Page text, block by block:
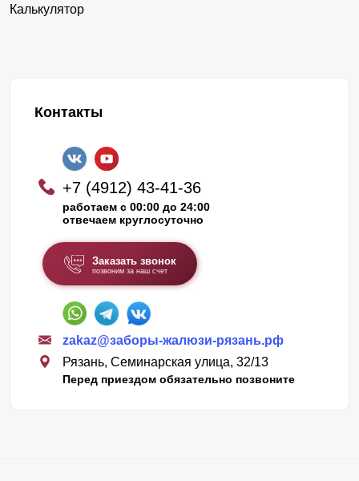
Калькулятор
Контакты
+7 (4912) 43-41-36
работаем с 00:00 до 24:00
отвечаем круглосуточно
Заказать звонок
позвоним за наш счет
zakaz@заборы-жалюзи-рязань.рф
Рязань, Семинарская улица, 32/13
Перед приездом обязательно позвоните